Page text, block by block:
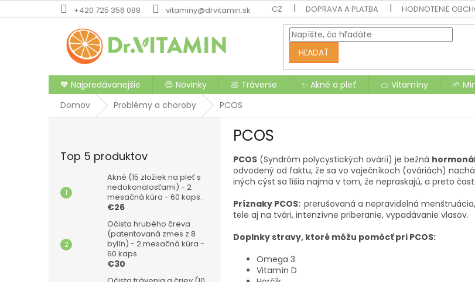
na
+420 725 356 088 vitaminy@drvitamin.sk CZ DOPRAVA A PLATBA HODNOTENIE
HĽADAŤ
🧡 Najpredávanejšie 😍 Novinky 💩 Trávenie ✨ Akné a pleť 🍊 Vitamíny 🌱
Domov
Problémy a choroby PCOS
Top 5 produktov
Akné (15 zložiek na pleť s
nedokonalosťami) - 2
mesačná kúra - 60 kaps.
€26
Očista hrubého čreva
(patentovaná zmes z 8
bylín) - 2 mesačná kúra -
60 kaps.
€30
PCOS
PCOS (Syndróm polycystických ovárií) je bežná
odvodený od faktu, že sa vo vaječníkoch (ováriách)
iných cýst sa líšia najmä v tom, že nepraskajú, a preto
Príznaky PCOS: prerušovaná a nepravidelná
tele aj na tvári, intenzívne priberanie, vypadávanie vlasov.
Doplnky stravy, ktoré môžu pomôcť pri PCOS:
Omega 3
Vitamín D